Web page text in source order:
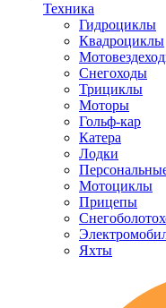
Техника
Гидроциклы
Квадроциклы
Снегоходы
Трициклы
Моторы
Гольф-кар
Катера
Лодки
Мотоциклы
Прицепы
Яхты